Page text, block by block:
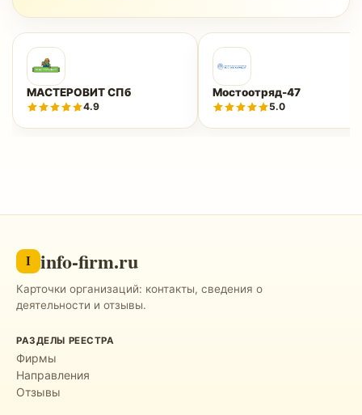
МАСТЕРОВИТ СПб
4.9
Мостоотряд-47
5.0
I info-firm.ru
Карточки организаций: контакты, сведения о
деятельности и отзывы.
РАЗДЕЛЫ РЕЕСТРА
Фирмы
Направления
Отзывы